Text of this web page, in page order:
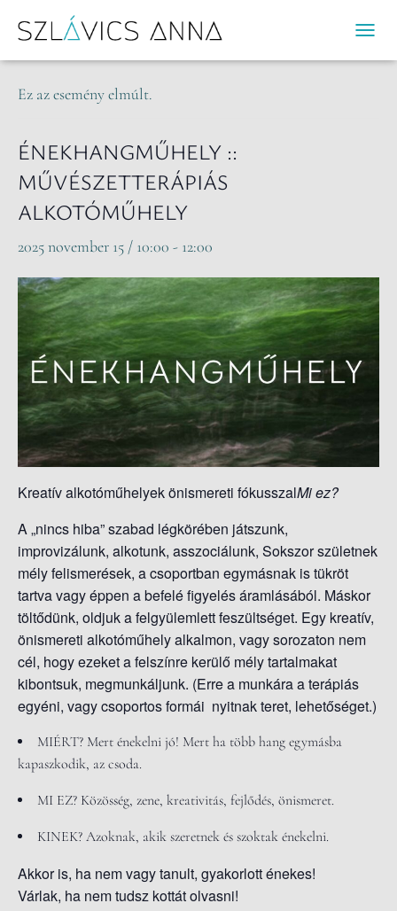
A
/
K
I
« Összes Események
Ez az esemény elmúlt.
ÉNEKHANGMŰHELY ::
MŰVÉSZETTERÁPIÁS
ALKOTÓMŰHELY
2025 november 15 / 10:00 - 12:00
Kreatív alkotóműhelyek önismereti fókusszalMi ez?
A „nincs hiba” szabad légkörében játszunk,
improvizálunk, alkotunk, asszociálunk, Sokszor születnek
mély felismerések, a csoportban egymásnak is tükröt
tartva vagy éppen a befelé figyelés áramlásából. Máskor
töltődünk, oldjuk a felgyülemlett feszültséget. Egy kreatív,
önismereti alkotóműhely alkalmon, vagy sorozaton nem
cél, hogy ezeket a felszínre kerülő mély tartalmakat
kibontsuk, megmunkáljunk. (Erre a munkára a terápiás
egyéni, vagy csoportos formái nyitnak teret, lehetőséget.)
MIÉRT? Mert énekelni jó! Mert ha több hang egymásba
kapaszkodik, az csoda.
MI EZ? Közösség, zene, kreativitás, fejlődés, önismeret.
KINEK? Azoknak, akik szeretnek és szoktak énekelni.
Akkor is, ha nem vagy tanult, gyakorlott énekes!
Várlak, ha nem tudsz kottát olvasni!